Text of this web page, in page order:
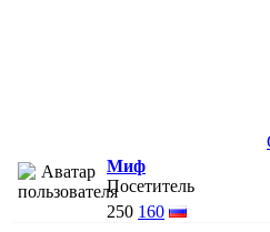
Миф
Посетитель
250 160